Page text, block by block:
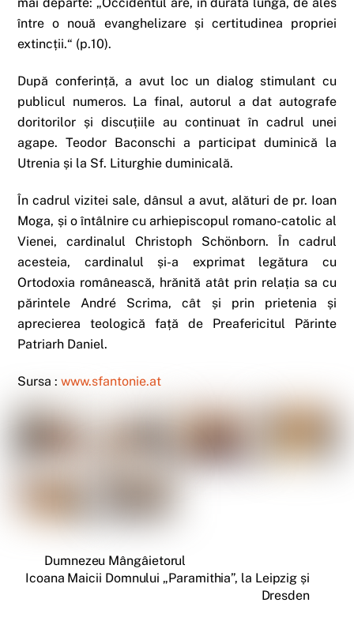
mai departe: „Occidentul are, în durata lungă, de ales
între o nouă evanghelizare și certitudinea propriei
extincții.“ (p.10).
După conferință, a avut loc un dialog stimulant cu
publicul numeros. La final, autorul a dat autografe
doritorilor și discuțiile au continuat în cadrul unei
agape. Teodor Baconschi a participat duminică la
Utrenia și la Sf. Liturghie duminicală.
În cadrul vizitei sale, dânsul a avut, alături de pr. Ioan
Moga, și o întâlnire cu arhiepiscopul romano-catolic al
Vienei, cardinalul Christoph Schönborn. În cadrul
acesteia, cardinalul și-a exprimat legătura cu
Ortodoxia românească, hrănită atât prin relația sa cu
părintele André Scrima, cât și prin prietenia și
aprecierea teologică față de Preafericitul Părinte
Patriarh Daniel.
Sursa :www.sfantonie.at
Dumnezeu Mângâietorul
Icoana Maicii Domnului „Paramithia”, la Leipzig și
Dresden